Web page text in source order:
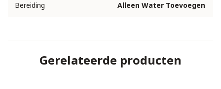
Bereiding Alleen Water Toevoegen
Gerelateerde producten